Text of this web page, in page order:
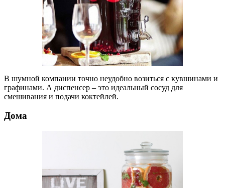
В шумной компании точно неудобно возиться с кувшинами и
графинами. А диспенсер – это идеальный сосуд для
смешивания и подачи коктейлей.
Дома